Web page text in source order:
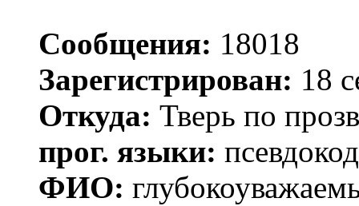
Сообщения: 18018
Зарегистрирован: 18
Откуда: Тверь по
прог. языки:
ФИО: